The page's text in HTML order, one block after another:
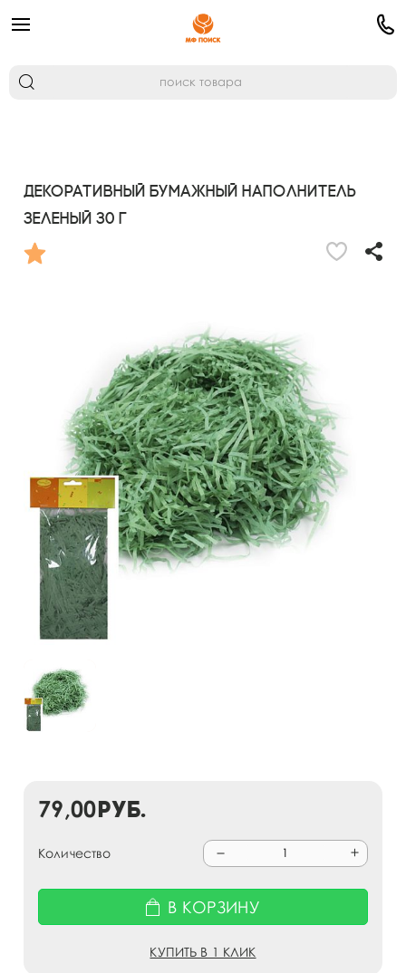
Декоративный бумажный наполнитель
зеленый 30 г
79,00руб.
Количество
В КОРЗИНУ
КУПИТЬ В 1 КЛИК